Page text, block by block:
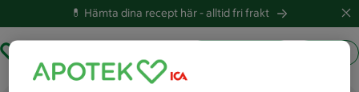
💊 Hämta dina recept här -alltid fri frakt